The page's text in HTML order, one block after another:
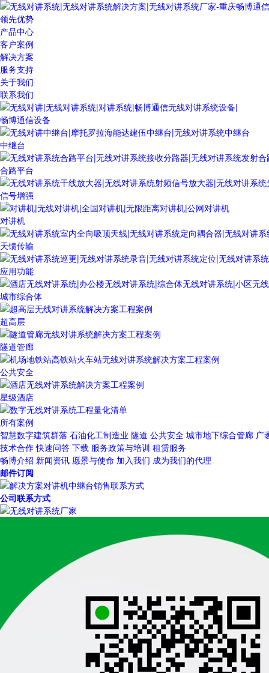
领先优势
产品中心
客户案例
解决方案
服务支持
关于我们
联系我们
畅博通信设备
中继台
合路平台
信号增强
对讲机
天馈传输
应用功能
城市综合体
超高层
隧道管廊
公共安全
星级酒店
所有案例
智慧数字建筑群落 石油化工制造业 隧道 公共安全 城市地下综合管廊 广
技术合作 快速问答 下载 服务政策与培训 租赁服务
畅博介绍 新闻资讯 愿景与使命 加入我们 成为我们的代理
邮件订阅
公司联系方式